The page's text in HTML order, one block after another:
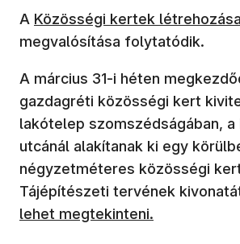
A Közösségi kertek létrehozása
megvalósítása folytatódik.
A március 31-i héten
gazdagréti közösségi kert
lakótelep szomszédságában, a
utcánál alakítanak ki egy
négyzetméteres közösségi
Tájépítészeti tervének
lehet megtekinteni.